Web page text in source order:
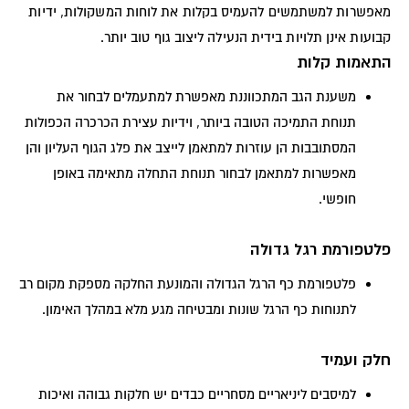
מאפשרות למשתמשים להעמיס בקלות את לוחות המשקולות, ידיות
קבועות אינן תלויות בידית הנעילה ליצוב גוף טוב יותר.
התאמות קלות
משענת הגב המתכווננת מאפשרת למתעמלים לבחור את
תנוחת התמיכה הטובה ביותר, וידיות עצירת הכרכרה הכפולות
המסתובבות הן עוזרות למתאמן לייצב את פלג הגוף העליון והן
מאפשרות למתאמן לבחור תנוחת התחלה מתאימה באופן
חופשי.
פלטפורמת רגל גדולה
פלטפורמת כף הרגל הגדולה והמונעת החלקה מספקת מקום רב
לתנוחות כף הרגל שונות ומבטיחה מגע מלא במהלך האימון.
חלק ועמיד
למיסבים ליניאריים מסחריים כבדים יש חלקות גבוהה ואיכות